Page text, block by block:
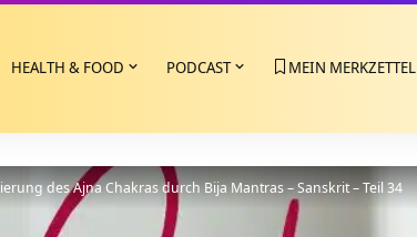
HEALTH & FOOD PODCAST MEIN MERKZETTEL
des Ajna Chakras durch Bija Mantras – Sanskrit – Teil 34